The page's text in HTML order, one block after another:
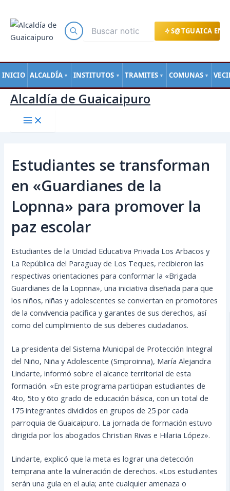
S@TGUAICA EN
INICIO ALCALDÍA ▼ INSTITUTOS ▼ TRAMITES ▼ COMUNAS ▼
contenido
Alcaldía de Guaicaipuro
Estudiantes se transforman
en «Guardianes de la
Lopnna» para promover la
paz escolar
Estudiantes de la Unidad Educativa Privada Los Arbacos y
La República del Paraguay de Los Teques, recibieron las
respectivas orientaciones para conformar la «Brigada
Guardianes de la Lopnna», una iniciativa diseñada para que
los niños, niñas y adolescentes se conviertan en promotores
de la convivencia pacífica y garantes de sus derechos, así
como del cumplimiento de sus deberes ciudadanos.
La presidenta del Sistema Municipal de Protección Integral
del Niño, Niña y Adolescente (Smproinna), María Alejandra
Lindarte, informó sobre el alcance territorial de esta
formación. «En este programa participan estudiantes de
4to, 5to y 6to grado de educación básica, con un total de
175 integrantes divididos en grupos de 25 por cada
parroquia de Guaicaipuro. La jornada de formación estuvo
dirigida por los abogados Christian Rivas e Hilaria López».
Lindarte, explicó que la meta es lograr una detección
temprana ante la vulneración de derechos. «Los estudiantes
serán una guía en el aula; ante cualquier amenaza o
de
entradas